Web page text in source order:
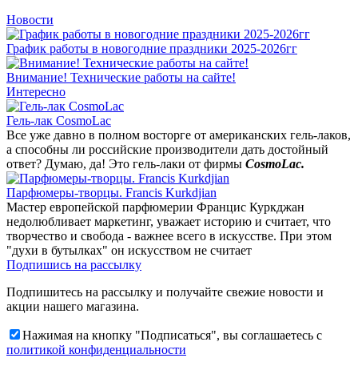
Новости
График работы в новогодние праздники 2025-2026гг
Внимание! Технические работы на сайте!
Интересно
Гель-лак CosmoLac
Все уже давно в полном восторге от американских гель-лаков,
а способны ли российские производители дать достойный
ответ? Думаю, да! Это гель-лаки от фирмы CosmoLac.
Парфюмеры-творцы. Francis Kurkdjian
Мастер европейской парфюмерии Францис Куркджан
недолюбливает маркетинг, уважает историю и считает, что
творчество и свобода - важнее всего в искусстве. При этом
"духи в бутылках" он искусством не считает
Подпишись на рассылку
Подпишитесь на рассылку и получайте свежие новости и
акции нашего магазина.
Нажимая на кнопку "Подписаться", вы соглашаетесь с
политикой конфиденциальности